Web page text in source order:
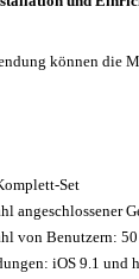
können die
Set
angeschlossener
von Benutzern: 50
iOS 9.1 und